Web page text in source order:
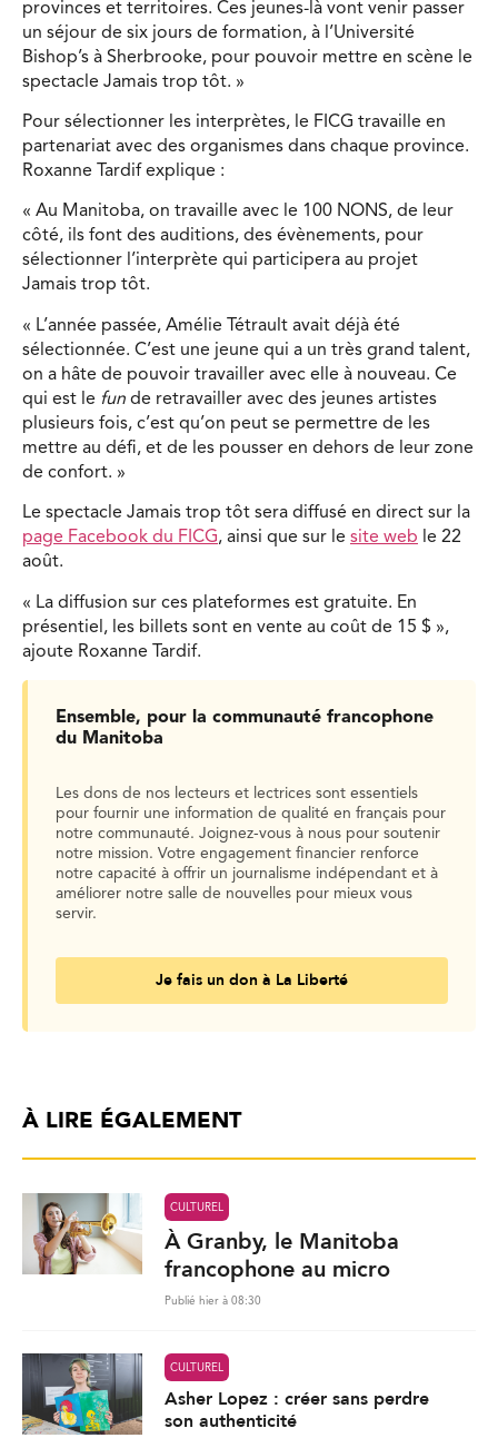
provinces et territoires. Ces jeunes-là vont venir passer
un séjour de six jours de formation, à l’Université
Bishop’s à Sherbrooke, pour pouvoir mettre en scène le
spectacle Jamais trop tôt. »
Pour sélectionner les interprètes, le FICG travaille en
partenariat avec des organismes dans chaque province.
Roxanne Tardif explique :
« Au Manitoba, on travaille avec le 100 NONS, de leur
côté, ils font des auditions, des évènements, pour
sélectionner l’interprète qui participera au projet
Jamais trop tôt.
« L’année passée, Amélie Tétrault avait déjà été
sélectionnée. C’est une jeune qui a un très grand talent,
on a hâte de pouvoir travailler avec elle à nouveau. Ce
qui est le fun de retravailler avec des jeunes artistes
plusieurs fois, c’est qu’on peut se permettre de les
mettre au défi, et de les pousser en dehors de leur zone
de confort. »
Le spectacle Jamais trop tôt sera diffusé en direct sur la
page Facebook du FICG, ainsi que sur le site web le 22
août.
« La diffusion sur ces plateformes est gratuite. En
présentiel, les billets sont en vente au coût de 15 $ »,
ajoute Roxanne Tardif.
Ensemble, pour la communauté francophone
du Manitoba
Les dons de nos lecteurs et lectrices sont essentiels
pour fournir une information de qualité en français pour
notre communauté. Joignez-vous à nous pour soutenir
notre mission. Votre engagement financier renforce
notre capacité à offrir un journalisme indépendant et à
améliorer notre salle de nouvelles pour mieux vous
servir.
Je fais un don à La Liberté
À LIRE ÉGALEMENT
CULTUREL
À Granby, le Manitoba
francophone au micro
Publié hier à 08:30
CULTUREL
Asher Lopez : créer sans perdre
son authenticité